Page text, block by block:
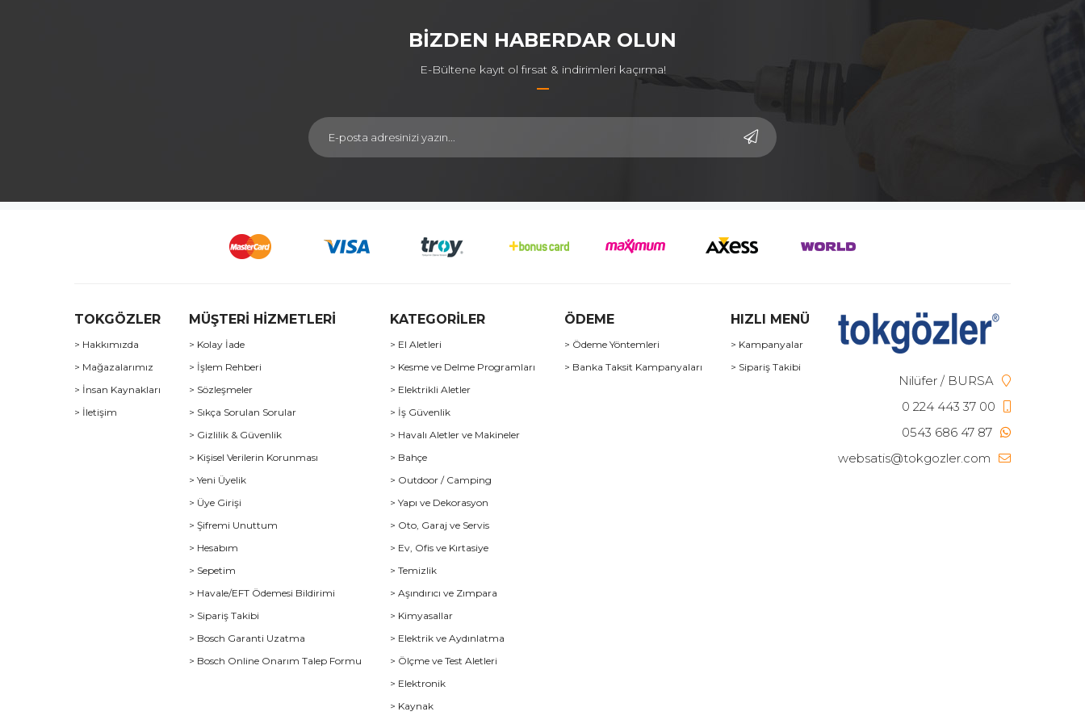
BİZDEN HABERDAR OLUN
E-Bültene kayıt ol fırsat & indirimleri kaçırma!
TOKGÖZLER
> Hakkımızda
> Mağazalarımız
> İnsan Kaynakları
> İletişim
MÜŞTERİ HİZMETLERİ
> Kolay İade
> İşlem Rehberi
> Sözleşmeler
> Sıkça Sorulan Sorular
> Gizlilik & Güvenlik
> Kişisel Verilerin Korunması
> Yeni Üyelik
> Üye Girişi
> Şifremi Unuttum
> Hesabım
> Sepetim
> Havale/EFT Ödemesi Bildirimi
> Sipariş Takibi
> Bosch Garanti Uzatma
> Bosch Online Onarım Talep Formu
KATEGORİLER
> El Aletleri
> Kesme ve Delme Programları
> Elektrikli Aletler
> İş Güvenlik
> Havalı Aletler ve Makineler
> Bahçe
> Outdoor / Camping
> Yapı ve Dekorasyon
> Oto, Garaj ve Servis
> Ev, Ofis ve Kırtasiye
> Temizlik
> Aşındırıcı ve Zımpara
> Kimyasallar
> Elektrik ve Aydınlatma
> Ölçme ve Test Aletleri
> Elektronik
> Kaynak
ÖDEME
> Ödeme Yöntemleri
> Banka Taksit Kampanyaları
HIZLI MENÜ
> Kampanyalar
> Sipariş Takibi
Nilüfer / BURSA
0 224 443 37 00
0543 686 47 87
websatis@tokgozler.com